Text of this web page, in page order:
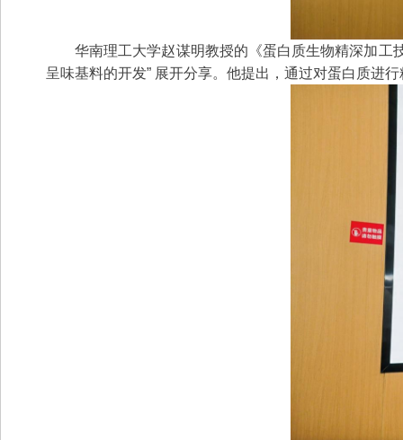
华南理工大学赵谋明教授的《蛋白质生物精深加工
呈味基料的开发” 展开分享。他提出，通过对蛋白质进